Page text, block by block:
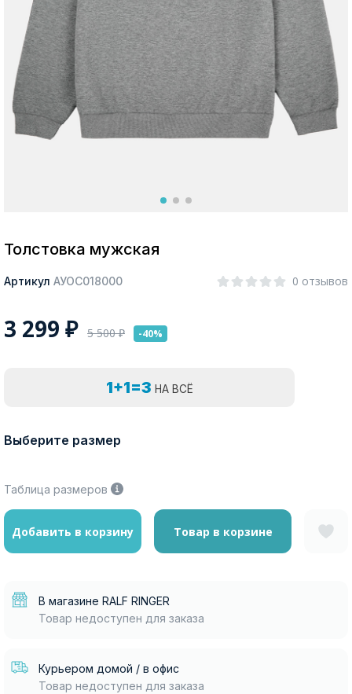
Москва
Толстовка мужская
Артикул АУОС018000 0 отзывов
3 299 ₽ 5 500₽ -40%
1+1=3 НА ВСЁ
Выберите размер
Таблица размеров
Добавить в корзину Товар в корзине
В магазине RALF RINGER
Товар недоступен для заказа
Курьером домой / в офис
Товар недоступен для заказа